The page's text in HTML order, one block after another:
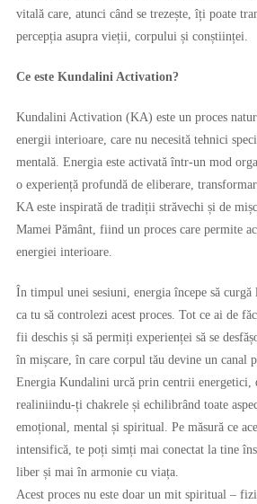
vitală care, atunci când se trezește, îți poate
percepția asupra vieții, corpului și conștiinței.
Ce este Kundalini Activation?
Kundalini Activation (KA) este un proces
energii interioare, care nu necesită tehnici
mentală. Energia este activată într-un mod
o experiență profundă de eliberare,
KA este inspirată de tradiții străvechi și de
Mamei Pământ, fiind un proces care permite
energiei interioare.
În timpul unei sesiuni, energia începe să
ca tu să controlezi acest proces. Tot ce ai de
fii deschis și să permiți experienței să se
în mișcare, în care corpul tău devine un canal
Energia Kundalini urcă prin centrii energetici,
realiniindu-ți chakrele și echilibrând toate
emoțional, mental și spiritual. Pe măsură ce
intensifică, te poți simți mai conectat la tine
liber și mai în armonie cu viața.
Acest proces nu este doar un mit spiritual –